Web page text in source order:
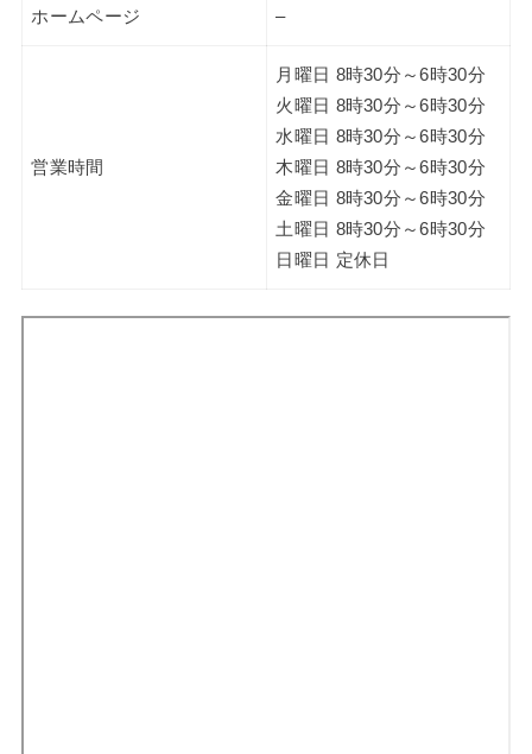
ホームページ –
営業時間
月曜日 8時30分～6時30分
火曜日 8時30分～6時30分
水曜日 8時30分～6時30分
木曜日 8時30分～6時30分
金曜日 8時30分～6時30分
土曜日 8時30分～6時30分
日曜日 定休日